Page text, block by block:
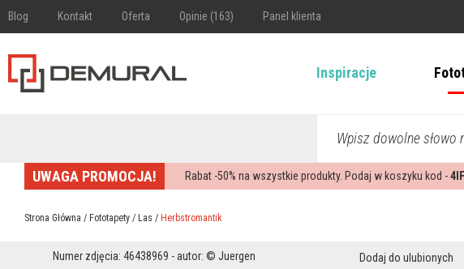
Blog Kontakt Oferta Opinie (163) Panel klienta
Inspiracje
Wpisz dowolne słowo
UWAGA PROMOCJA! Rabat -50% na wszystkie produkty. Podaj w koszyku kod -
Strona Główna / Fototapety / Las / Herbstromantik
Numer zdjęcia: 46438969 - autor: © Juergen Dodaj do ulubionych